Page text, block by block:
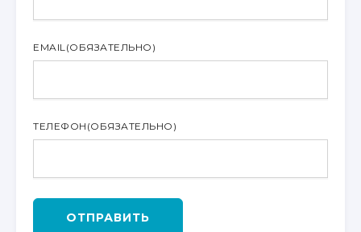
EMAIL(ОБЯЗАТЕЛЬНО)
ТЕЛЕФОН (ОБЯЗАТЕЛЬНО)
ОТПРАВИТЬ